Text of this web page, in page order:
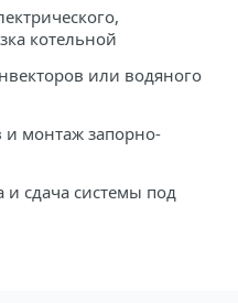
котельной
или водяного
и монтаж запорно-
и сдача системы под